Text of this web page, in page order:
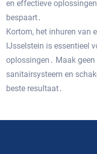
en effectieve
bespaart․
Kortom, het inhuren van
IJsselstein is essentieel
oplossingen․ Maak
sanitairsysteem en
beste resultaat․